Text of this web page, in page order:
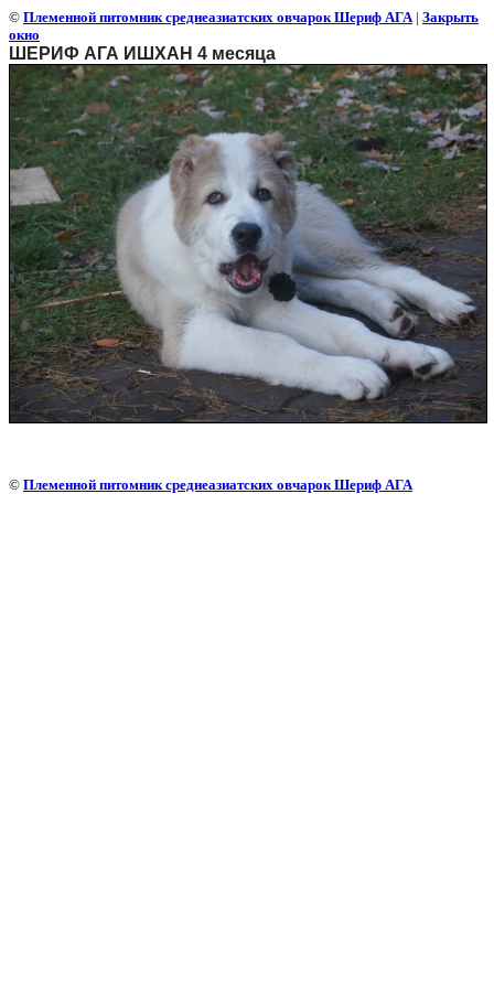
© Племенной питомник среднеазиатских овчарок Шериф АГА| Закрыть
окно
ШЕРИФ АГА ИШХАН 4 месяца
© Племенной питомник среднеазиатских овчарок Шериф АГА